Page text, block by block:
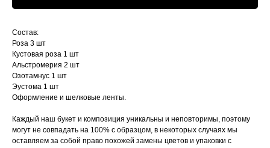
Состав:
Роза 3 шт
Кустовая роза 1 шт
Альстромерия 2 шт
Озотамнус 1 шт
Эустома 1 шт
Оформление и шелковые ленты.
Каждый наш букет и композиция уникальны и неповторимы, поэтому
могут не совпадать на 100% с образцом, в некоторых случаях мы
оставляем за собой право похожей замены цветов и упаковки с